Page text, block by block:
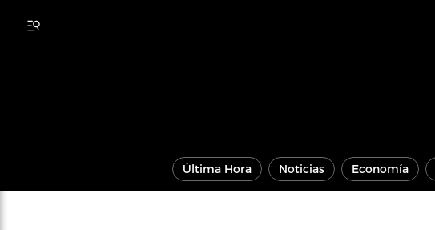
Última Hora Noticias Economía